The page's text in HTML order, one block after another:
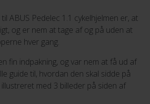
ABUS Pedelec 1.1 cykelhjelmen er, at
og er nem at tage af og på uden at
hver gang.
fin indpakning, og var nem at få ud af
guide til, hvordan den skal sidde på
med 3 billeder på siden af